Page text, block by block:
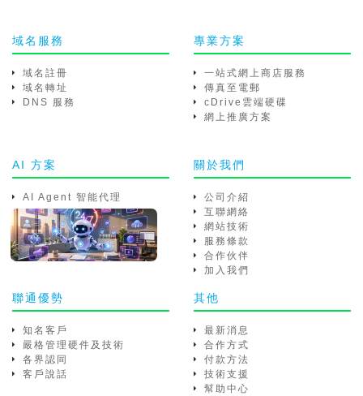
域名服務
域名註冊
域名轉址
DNS 服務
專業方案
一站式網上商店服務
傳真至電郵
cDrive雲端硬碟
網上推廣方案
AI 方案
AI Agent 智能代理
關於我們
公司介紹
互聯網絡
網站技術
服務條款
合作伙伴
加入我們
聯通優勢
知名客戶
嚴格管理硬件及技術
各界認同
客戶說話
其他
最新消息
合作方式
付款方法
技術支援
幫助中心